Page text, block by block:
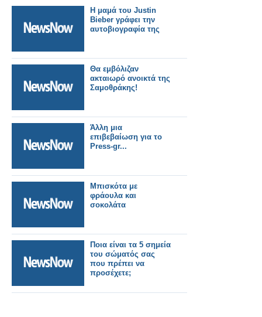
H μαμά του Justin
Bieber γράφει την
αυτοβιογραφία της
Θα εμβόλιζαν
ακταιωρό ανοικτά της
Σαμοθράκης!
Άλλη μια
επιβεβαίωση για το
Press-gr...
Μπισκότα με
φράουλα και
σοκολάτα
Ποια είναι τα 5 σημεία
του σώματός σας
που πρέπει να
προσέχετε;